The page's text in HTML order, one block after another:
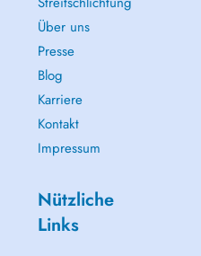
Über uns
Presse
Blog
Karriere
Kontakt
Impressum
Nützliche
Links